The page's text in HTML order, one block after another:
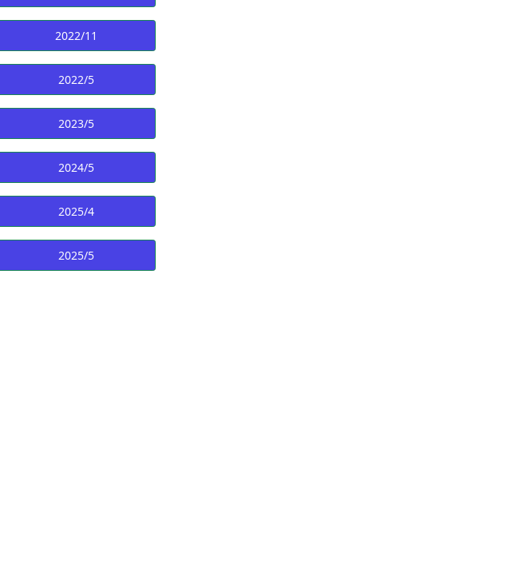
2022/11
2022/5
2023/5
2024/5
2025/4
2025/5